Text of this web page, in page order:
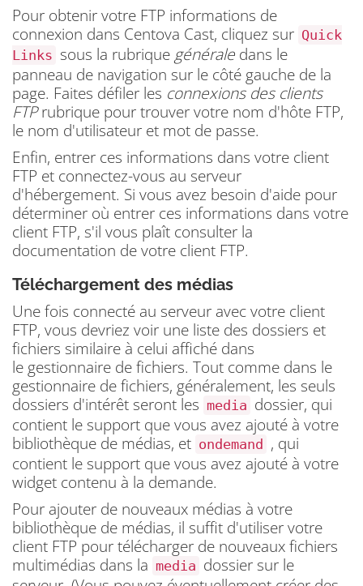
Pour obtenir votre FTP informations de
connexion dans Centova Cast, cliquez sur Quick
Links sous la rubrique générale dans le
panneau de navigation sur le côté gauche de la
page. Faites défiler les connexions des clients
FTPrubrique pour trouver votre nom d'hôte FTP,
le nom d'utilisateur et mot de passe.
Enfin, entrer ces informations dans votre client
FTP et connectez-vous au serveur
d'hébergement. Si vous avez besoin d'aide pour
déterminer où entrer ces informations dans votre
client FTP, s'il vous plaît consulter la
documentation de votre client FTP.
Téléchargement des médias
Une fois connecté au serveur avec votre client
FTP, vous devriez voir une liste des dossiers et
fichiers similaire à celui affiché dans
le gestionnaire de fichiers. Tout comme dans le
gestionnaire de fichiers, généralement, les seuls
dossiers d'intérêt seront les media dossier, qui
contient le support que vous avez ajouté à votre
bibliothèque de médias, et ondemand , qui
contient le support que vous avez ajouté à votre
widget contenu à la demande.
Pour ajouter de nouveaux médias à votre
bibliothèque de médias, il suffit d'utiliser votre
client FTP pour télécharger de nouveaux fichiers
multimédias dans la media dossier sur le